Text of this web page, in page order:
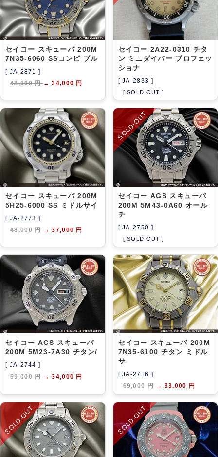
セイコー スキューバ 200M
7N35-6060 SSコンビ ブル
[ JA-2871 ]
48,000 円→ 34,000 円
セイコー 2A22-0310 チタ
ン ミニダイバー プロフェッ
ショナ
[ JA-2833 ]
[ SOLD OUT ]
セイコー スキューバ 200M
5H25-6000 SS ミドルサイ
[ JA-2773 ]
48,000 円→ 37,000 円
SOLD-OUT
セイコー AGS スキューバ
200M 5M43-0A60 オール
チ
[ JA-2750 ]
[ SOLD OUT ]
セイコー AGS スキューバ
200M 5M23-7A30 チタン/
[ JA-2744 ]
59,000 円→ 34,000 円
セイコー スキューバ 200M
7N35-6100 チタン ミドル
サ
[ JA-2716 ]
69,000 円→ 33,000 円
SOLD-OUT SOLD-OUT